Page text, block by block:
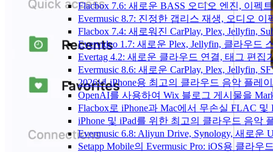
Flacbox 7.6: 새로운 BASS 오디오 엔진, 이펙
Evermusic 8.7: 진정한 갭리스 재생, 오디오
Flacbox 7.4: 새로워진 CarPlay, Plex, Jellyfin,
Evervideo 1.7: 새로운 Plex, Jellyfin, 클라우드
Evertag 4.2: 새로운 클라우드 연결, 태그 편집
Evermusic 8.6: 새로운 CarPlay, Plex, Jellyfin,
2026년 iPhone용 최고의 클라우드 음악 플레
OpenAI를 사용하여 Wix 블로그 게시물을
Flacbox로 iPhone과 Mac에서 무손실 FLAC 및
iPhone 및 iPad를 위한 최고의 클라우드 음악
Evermusic 6.8: Aliyun Drive, Synology, 새로운
Setapp Mobile의 Evermusic Pro: iOS용 클라우